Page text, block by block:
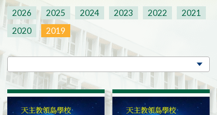
2026 2025 2024 2023 2022
2021
2020
2019